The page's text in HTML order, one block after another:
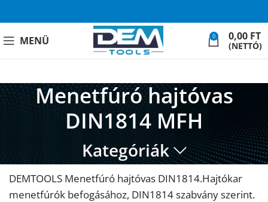
MENÜ 0 0,00 FT
(NETTÓ)
Menetfúró hajtóvas
DIN1814 MFH
Kategóriák
DEMTOOLS Menetfúró hajtóvas DIN1814.Hajtókar
menetfúrók befogásához, DIN1814 szabvány szerint.